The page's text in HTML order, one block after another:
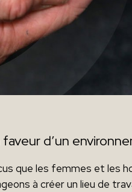
d’un
que les femmes et les
à créer un lieu de